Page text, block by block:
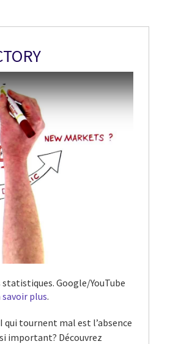
Google/YouTube
savoir plus.
qui tournent mal est l’absence
important? Découvrez